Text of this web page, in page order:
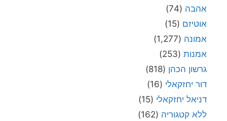
אהבה (74)
אוטיזם (15)
אמונה (1,277)
אמנות (253)
גרשון הכהן (818)
דור יחזקאלי (16)
דניאל יחזקאלי (15)
ללא קטגוריה (162)